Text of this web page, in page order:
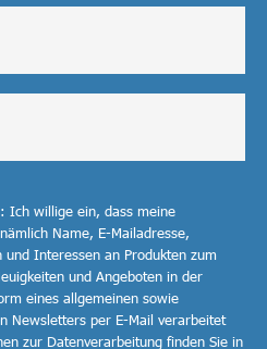
Ich willige ein, dass meine
Name, E-Mailadresse,
und Interessen an Produkten zum
und Angeboten in der
eines allgemeinen sowie
Newsletters per E-Mail verarbeitet
zur Datenverarbeitung finden Sie in